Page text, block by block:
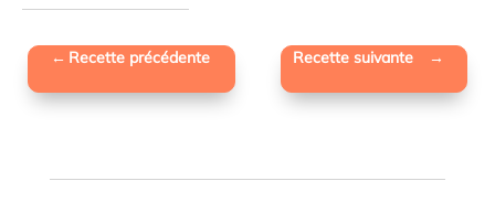
←Recette précédente Recette suivante →